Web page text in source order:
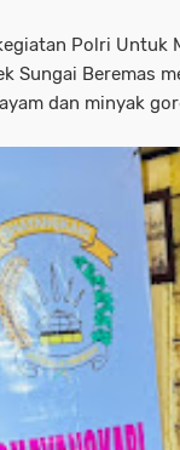
Polri Untuk
Sungai Beremas
dan minyak